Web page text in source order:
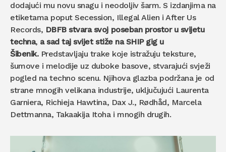
dodajući mu novu snagu i neodoljiv šarm. S izdanjima na
etiketama poput Secession, Illegal Alien i After Us
Records, DBFB stvara svoj poseban prostor u svijetu
techna, a sad taj svijet stiže na SHIP gig u
Šibenik.Predstavljaju trake koje istražuju teksture,
šumove i melodije uz duboke basove, stvarajući svježi
pogled na techno scenu. Njihova glazba podržana je od
strane mnogih velikana industrije, uključujući Laurenta
Garniera, Richieja Hawtina, Dax J., Rødhåd, Marcela
Dettmanna, Takaakija Itoha i mnogih drugih.